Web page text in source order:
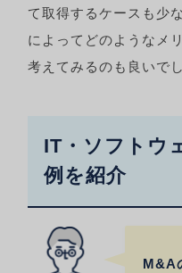
て取得するケースも少
によってどのようなメ
考えてみるのも良いで
IT・ソフトウ
例を紹介
M&A